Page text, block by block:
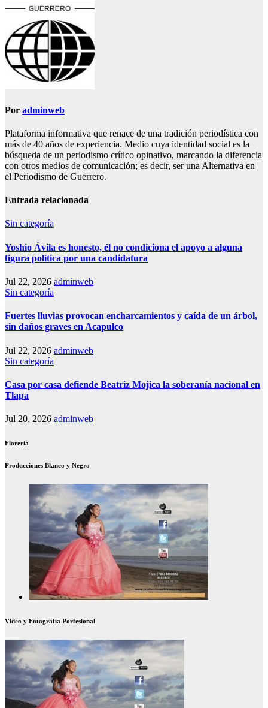
Por adminweb
Plataforma informativa que renace de una tradición periodística con
más de 40 años de experiencia. Medio cuya identidad social es la
búsqueda de un periodismo crítico opinativo, marcando la diferencia
con otros medios de comunicación; es decir, ser una Alternativa en
el Periodismo de Guerrero.
Entrada relacionada
Sin categoría
Yoshio Ávila es honesto, él no condiciona el apoyo a alguna
figura política por una candidatura
Jul 22, 2026 adminweb
Sin categoría
Fuertes lluvias provocan encharcamientos y caída de un árbol,
sin daños graves en Acapulco
Jul 22, 2026 adminweb
Sin categoría
Casa por casa defiende Beatriz Mojica la soberanía nacional en
Tlapa
Jul 20, 2026 adminweb
Florería
Producciones Blanco y Negro
Video y Fotografía Porfesional